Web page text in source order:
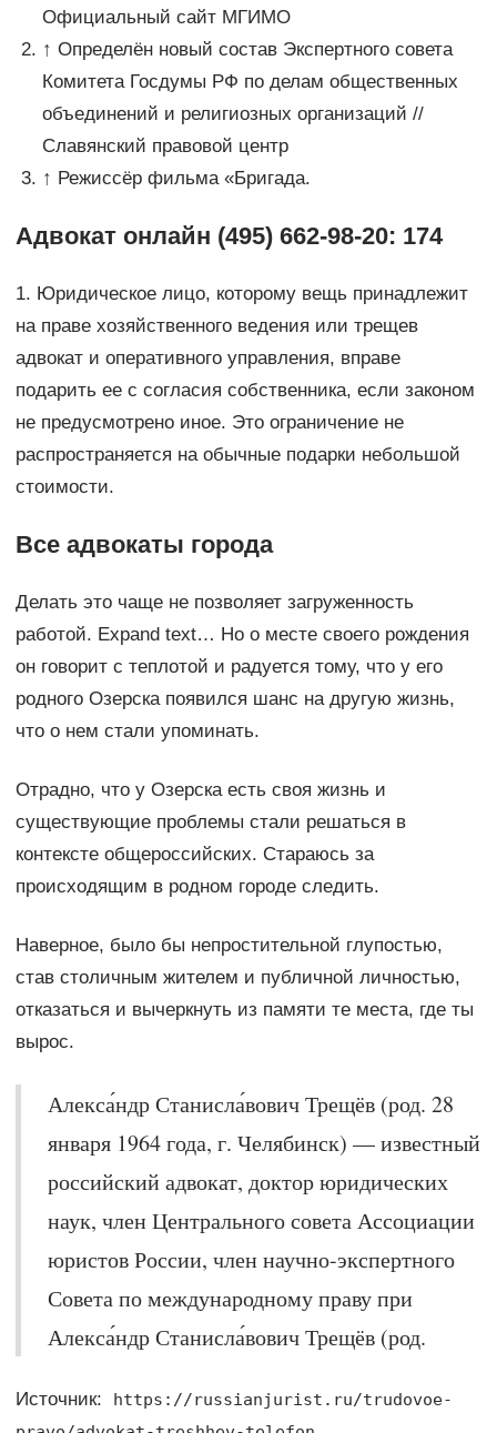
Официальный сайт МГИМО
↑ Определён новый состав Экспертного совета
Комитета Госдумы РФ по делам общественных
объединений и религиозных организаций //
Славянский правовой центр
↑ Режиссёр фильма «Бригада.
Адвокат онлайн (495) 662-98-20: 174
1. Юридическое лицо, которому вещь принадлежит
на праве хозяйственного ведения или трещев
адвокат и оперативного управления, вправе
подарить ее с согласия собственника, если законом
не предусмотрено иное. Это ограничение не
распространяется на обычные подарки небольшой
стоимости.
Все адвокаты города
Делать это чаще не позволяет загруженность
работой. Expand text… Но о месте своего рождения
он говорит с теплотой и радуется тому, что у его
родного Озерска появился шанс на другую жизнь,
что о нем стали упоминать.
Отрадно, что у Озерска есть своя жизнь и
существующие проблемы стали решаться в
контексте общероссийских. Стараюсь за
происходящим в родном городе следить.
Наверное, было бы непростительной глупостью,
став столичным жителем и публичной личностью,
отказаться и вычеркнуть из памяти те места, где ты
вырос.
Алекса́ндр Станисла́вович Трещёв (род. 28
января 1964 года, г. Челябинск) — известный
российский адвокат, доктор юридических
наук, член Центрального совета Ассоциации
юристов России, член научно-экспертного
Совета по международному праву при
Алекса́ндр Станисла́вович Трещёв (род.
Источник:
https://russianjurist.ru/trudovoe-